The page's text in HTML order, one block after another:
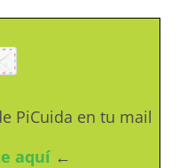
PiCuida en tu mail
aquí ←